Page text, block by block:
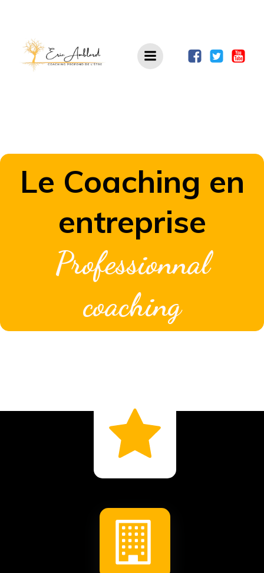
Le Coaching en
entreprise
Professionnal
coaching